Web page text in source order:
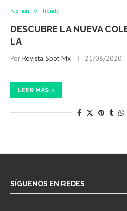
Fashion Trendy
DESCUBRE LA NUEVA
LA
Por Revista Spot Mx 21/08/2020
LEER MÁS
SÍGUENOS EN REDES